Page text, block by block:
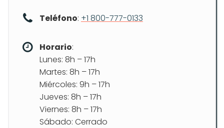
Teléfono: +1 800-777-0133
Horario:
Lunes: 8h – 17h
Martes: 8h – 17h
Miércoles: 9h – 17h
Jueves: 8h – 17h
Viernes: 8h – 17h
Sábado: Cerrado